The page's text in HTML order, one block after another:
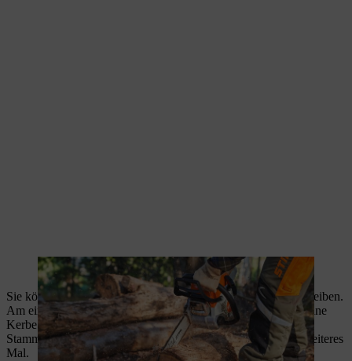
Der Baumstamm muss gegen Wegrollen gesichert werden.
Sie können den Stamm nun mit einem Spaltkeil
auseinandertreiben.
Am einfachsten lässt sich der Keil einsetzen, wenn zunächst eine
Kerbe für den Keil in den Stamm geschnitten wird. Je nach
Stammdicke spalten Sie die entstandenen Stammhälften ein weiteres
Mal.